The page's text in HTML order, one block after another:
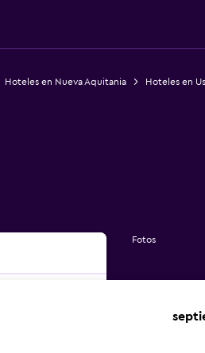
Hoteles en Nueva Aquitania Hoteles en
Fotos